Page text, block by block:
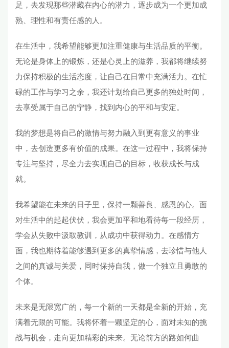
足，去发现那些潜藏在内心的潜力，逐步成为一个更加成
熟、理性和有责任感的人。
在生活中，我希望能够更加注重健康与生活品质的平衡。
无论是身体上的锻炼，还是心灵上的滋养，我都将继续努
力保持积极的生活态度，让自己在日常中充满活力。在忙
碌的工作与学习之余，我还计划给自己更多的独处时间，
去享受属于自己的宁静，找到内心的平和与安定。
我的梦想是将自己的激情与努力融入到更有意义的事业
中，去创造更多有价值的成果。在这一过程中，我将保持
专注与坚持，尽全力去实现自己的目标，收获成长与成
就。
我希望能在未来的日子里，保持一颗善良、感恩的心。面
对生活中的起起伏伏，我会更加平和地看待每一段经历，
学会从失败中汲取教训，从成功中获得动力。在感情方
面，我也期待着能够遇到更多的真挚情感，去珍惜与他人
之间的真诚与关爱，同时保持自我，做一个独立且勇敢的
个体。
未来是无限宽广的，每一个新的一天都是全新的开始，充
满着无限的可能。我将怀着一颗坚定的心，面对未知的挑
战与机会，走向更加精彩的未来。无论前方的路如何曲